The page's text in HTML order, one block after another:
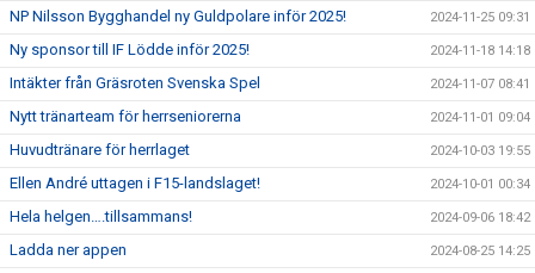
NP Nilsson Bygghandel ny Guldpolare inför 2025! 2024-11-25 09:31
Ny sponsor till IF Lödde inför 2025! 2024-11-18 14:18
Intäkter från Gräsroten Svenska Spel 2024-11-07 08:41
Nytt tränarteam för herrseniorerna 2024-11-01 09:04
Huvudtränare för herrlaget 2024-10-03 19:55
Ellen André uttagen i F15-landslaget! 2024-10-01 00:34
Hela helgen….tillsammans! 2024-09-06 18:42
Ladda ner appen 2024-08-25 14:25